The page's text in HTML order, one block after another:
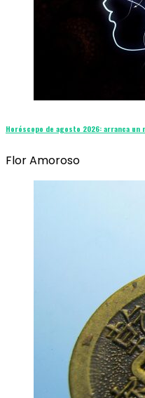
Horóscopo de agosto 2026: arranca un
Flor Amoroso